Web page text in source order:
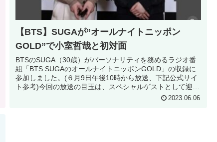
【BTS】SUGAが”オールナイトニッポン
GOLD”で小室哲哉と初対面
BTSのSUGA（30歳）がパーソナリティを務めるラジオ番
組「BTS SUGAのオールナイトニッポンGOLD」の収録に
参加しました。(６月9日午後10時から放送、下記公式サイ
ト参考)今回の放送の目玉は、スペシャルゲストとして迎え
2023.06.06